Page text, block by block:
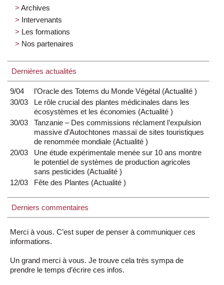
Archives
Intervenants
Les formations
Nos partenaires
Dernières actualités
9/04 l’Oracle des Totems du Monde Végétal (Actualité)
30/03
Le rôle crucial des plantes médicinales dans les
écosystèmes et les économies (Actualité)
30/03
Tanzanie – Des commissions réclament l’expulsion
massive d’Autochtones massaï de sites touristiques
de renommée mondiale (Actualité)
20/03
Une étude expérimentale menée sur 10 ans montre
le potentiel de systèmes de production agricoles
sans pesticides (Actualité)
12/03
Fête des Plantes (Actualité)
Derniers commentaires
Merci à vous. C’est super de penser à communiquer ces
informations.
Un grand merci à vous. Je trouve cela très sympa de
prendre le temps d’écrire ces infos.